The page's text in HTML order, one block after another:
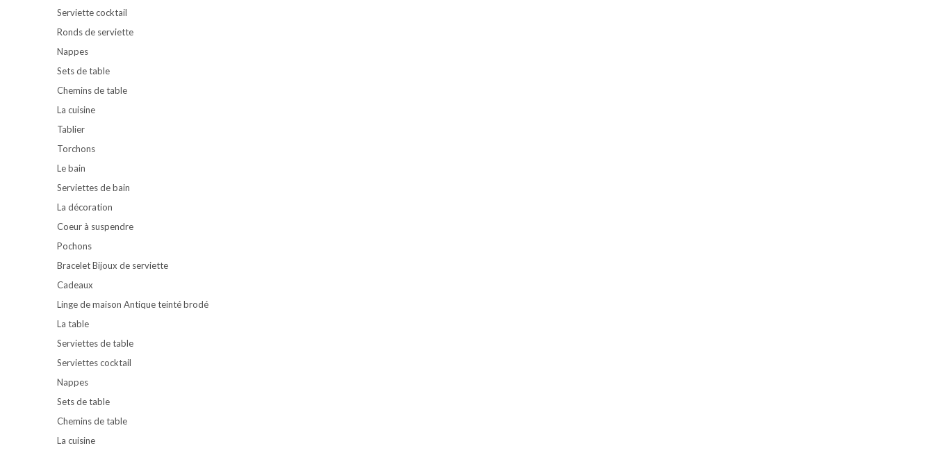
Serviette cocktail
Ronds de serviette
Nappes
Sets de table
Chemins de table
La cuisine
Tablier
Torchons
Le bain
Serviettes de bain
La décoration
Coeur à suspendre
Pochons
Bracelet Bijoux de serviette
Cadeaux
Linge de maison Antique teinté brodé
La table
Serviettes de table
Serviettes cocktail
Nappes
Sets de table
Chemins de table
La cuisine